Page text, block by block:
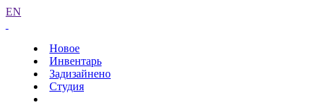
EN
Новое
Инвентарь
Задизайнено
Студия